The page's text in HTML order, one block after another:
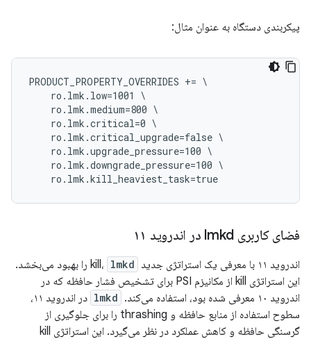
پیکربندی دستگاه به عنوان مثال:
PRODUCT_PROPERTY_OVERRIDES += \
    ro.lmk.low=1001 \
    ro.lmk.medium=800 \
    ro.lmk.critical=0 \
    ro.lmk.critical_upgrade=false \
    ro.lmk.upgrade_pressure=100 \
    ro.lmk.downgrade_pressure=100 \
فضای کاربری lmkd در اندروید ۱۱
اندروید ۱۱ با معرفی یک استراتژی جدید kill، lmkd
را بهبود می‌بخشد.
این استراتژی kill از مکانیزم PSI برای تشخیص فشار حافظه که در
اندروید ۱۰ معرفی شده بود، استفاده می‌کند.
lmkd
در اندروید ۱۱،
سطوح استفاده از منابع حافظه و thrashing را برای جلوگیری از
گرسنگی حافظه و کاهش عملکرد در نظر می‌گیرد. این استراتژی kill